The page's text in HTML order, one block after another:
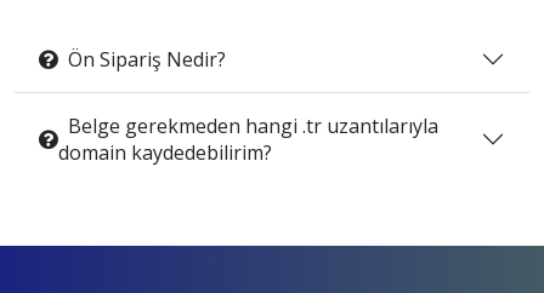
Ön Sipariş Nedir?
Belge gerekmeden hangi .tr uzantılarıyla
domain kaydedebilirim?